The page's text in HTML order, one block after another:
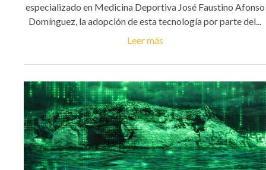
especializado en Medicina Deportiva José Faustino Afonso
Domínguez, la adopción de esta tecnología por parte del...
Leer más